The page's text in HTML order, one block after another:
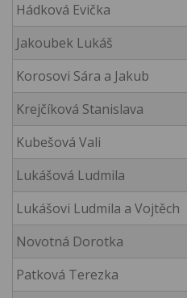
Hádková Evička
Jakoubek Lukáš
Korosovi Sára a Jakub
Krejčíková Stanislava
Kubešová Vali
Lukášová Ludmila
Lukášovi Ludmila a Vojtěch
Novotná Dorotka
Patková Terezka